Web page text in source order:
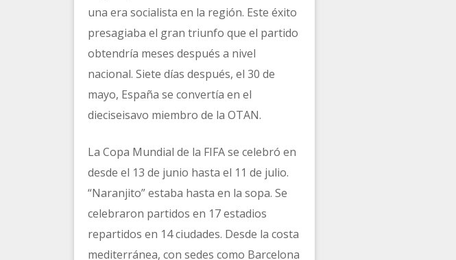
una era socialista en la región. Este éxito
presagiaba el gran triunfo que el partido
obtendría meses después a nivel
nacional. Siete días después, el 30 de
mayo, España se convertía en el
dieciseisavo miembro de la OTAN.
La Copa Mundial de la FIFA se celebró en
desde el 13 de junio hasta el 11 de julio.
“Naranjito” estaba hasta en la sopa. Se
celebraron partidos en 17 estadios
repartidos en 14 ciudades. Desde la costa
mediterránea, con sedes como Barcelona